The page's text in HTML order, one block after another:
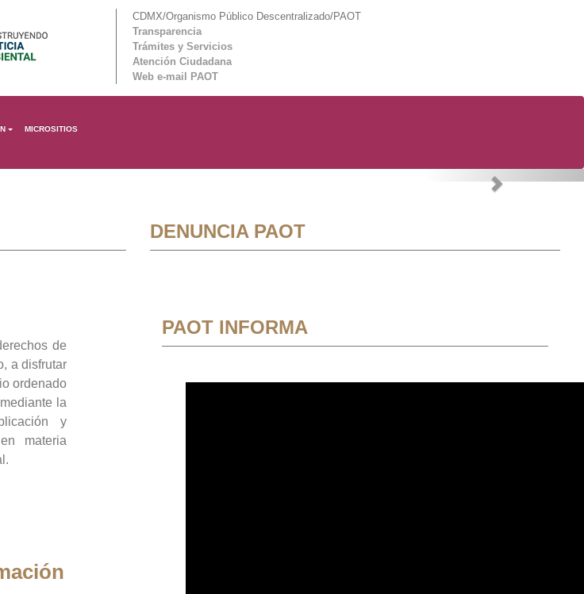
CDMX/Organismo Público Descentralizado/PAOT
Transparencia
Trámites y Servicios
Atención Ciudadana
Web e-mail PAOT
MICROSITIOS
Next
de
a disfrutar
ordenado
la
y
materia
DENUNCIA PAOT
PAOT INFORMA